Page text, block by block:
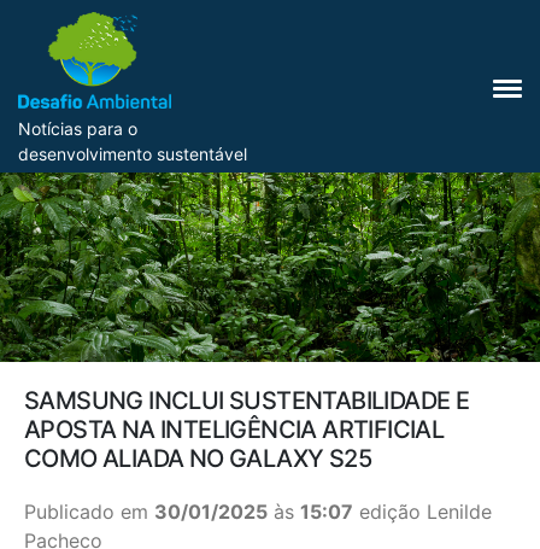
Notícias para o
desenvolvimento sustentável
SAMSUNG INCLUI SUSTENTABILIDADE E
APOSTA NA INTELIGÊNCIA ARTIFICIAL
COMO ALIADA NO GALAXY S25
Publicado em 30/01/2025 às 15:07 edição Lenilde
Pacheco